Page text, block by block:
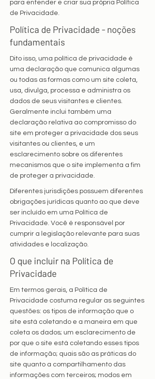
para entender e criar sua própria Política
de Privacidade.
Política de Privacidade - noções
fundamentais
Dito isso, uma política de privacidade é
uma declaração que comunica algumas
ou todas as formas como um site coleta,
usa, divulga, processa e administra os
dados de seus visitantes e clientes.
Geralmente inclui também uma
declaração relativa ao compromisso do
site em proteger a privacidade dos seus
visitantes ou clientes, e um
esclarecimento sobre os diferentes
mecanismos que o site implementa a fim
de proteger a privacidade.
Diferentes jurisdições possuem diferentes
obrigações jurídicas quanto ao que deve
ser incluído em uma Política de
Privacidade. Você é responsável por
cumprir a legislação relevante para suas
atividades e localização.
O que incluir na Política de
Privacidade
Em termos gerais, a Política de
Privacidade costuma regular as seguintes
questões: os tipos de informação que o
site está coletando e a maneira em que
coleta os dados; um esclarecimento de
por que o site está coletando esses tipos
de informação; quais são as práticas do
site quanto a compartilhamento das
informações com terceiros; modos em